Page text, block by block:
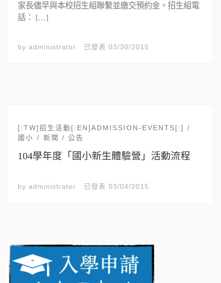
家長儘早與本校招生組聯繫並繳交預約金。招生組電
話： […]
by administrator 已發表 03/30/2015
[:TW]招生活動[:EN]ADMISSION-EVENTS[:]
國小
新聞 / 公告
104學年度「國小新生體驗營」活動流程
by administrator 已發表 03/04/2015